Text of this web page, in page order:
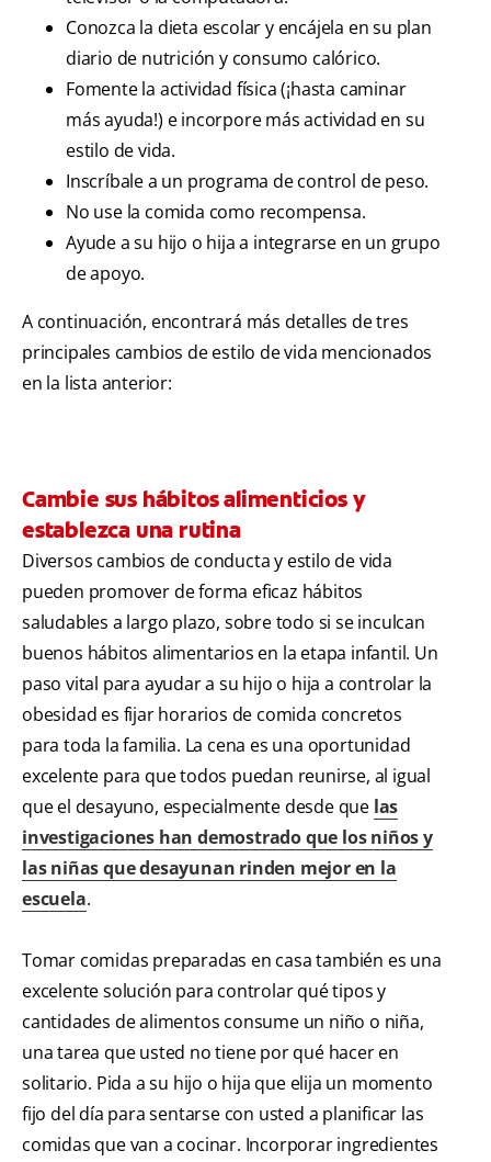
Conozca la dieta escolar y encájela en su plan
diario de nutrición y consumo calórico.
Fomente la actividad física (¡hasta caminar
más ayuda!) e incorpore más actividad en su
estilo de vida.
Inscríbale a un programa de control de peso.
No use la comida como recompensa.
Ayude a su hijo o hija a integrarse en un grupo
de apoyo.
A continuación, encontrará más detalles de tres
principales cambios de estilo de vida mencionados
en la lista anterior:
Cambie sus hábitos alimenticios y
establezca una rutina
Diversos cambios de conducta y estilo de vida
pueden promover de forma eficaz hábitos
saludables a largo plazo, sobre todo si se inculcan
buenos hábitos alimentarios en la etapa infantil. Un
paso vital para ayudar a su hijo o hija a controlar la
obesidad es fijar horarios de comida concretos
para toda la familia. La cena es una oportunidad
excelente para que todos puedan reunirse, al igual
que el desayuno, especialmente desde que las
investigaciones han demostrado que los niños y
las niñas que desayunan rinden mejor en la
escuela.
Tomar comidas preparadas en casa también es una
excelente solución para controlar qué tipos y
cantidades de alimentos consume un niño o niña,
una tarea que usted no tiene por qué hacer en
solitario. Pida a su hijo o hija que elija un momento
fijo del día para sentarse con usted a planificar las
comidas que van a cocinar. Incorporar ingredientes